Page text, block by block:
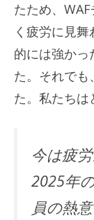
たため、
く疲労に見
的には強か
た。それでも
た。私たちは
今は疲
2025年
員の熱